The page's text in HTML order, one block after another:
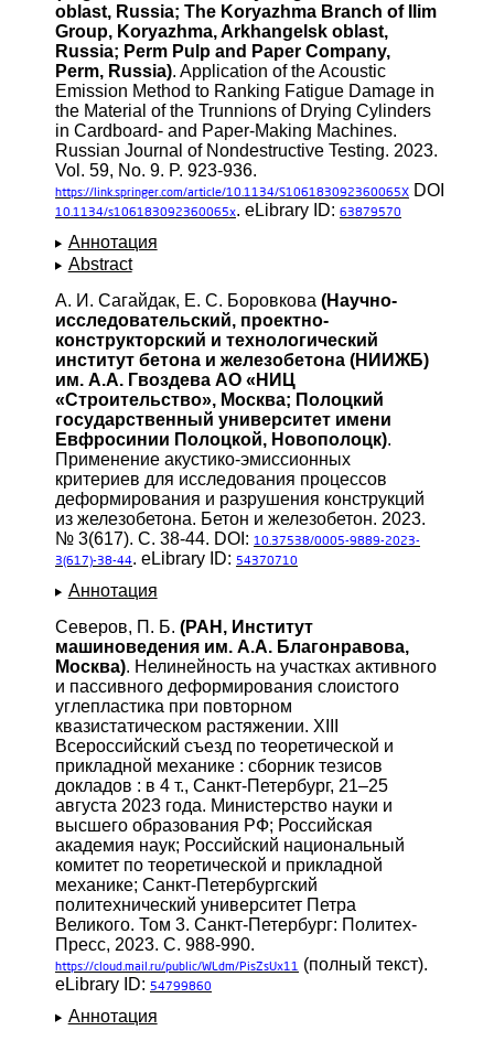
oblast, Russia; The Koryazhma Branch of Ilim
Group, Koryazhma, Arkhangelsk oblast,
Russia; Perm Pulp and Paper Company,
Perm, Russia). Application of the Acoustic
Emission Method to Ranking Fatigue Damage in
the Material of the Trunnions of Drying Cylinders
in Cardboard- and Paper-Making Machines.
Russian Journal of Nondestructive Testing. 2023.
Vol. 59, No. 9. P. 923-936.
https://link.springer.com/article/10.1134/S106183092360065X DOI
10.1134/s106183092360065x. eLibrary ID: 63879570
Аннотация
Abstract
А. И. Сагайдак, Е. С. Боровкова (Научно-
исследовательский, проектно-
конструкторский и технологический
институт бетона и железобетона (НИИЖБ)
им. А.А. Гвоздева АО «НИЦ
«Строительство», Москва; Полоцкий
государственный университет имени
Евфросинии Полоцкой, Новополоцк).
Применение акустико-эмиссионных
критериев для исследования процессов
деформирования и разрушения конструкций
из железобетона. Бетон и железобетон. 2023.
№ 3(617). С. 38-44. DOI: 10.37538/0005-9889-2023-
3(617)-38-44. eLibrary ID: 54370710
Аннотация
Северов, П. Б. (РАН, Институт
машиноведения им. А.А. Благонравова,
Москва). Нелинейность на участках активного
и пассивного деформирования слоистого
углепластика при повторном
квазистатическом растяжении. XIII
Всероссийский съезд по теоретической и
прикладной механике : сборник тезисов
докладов : в 4 т., Санкт-Петербург, 21–25
августа 2023 года. Министерство науки и
высшего образования РФ; Российская
академия наук; Российский национальный
комитет по теоретической и прикладной
механике; Санкт-Петербургский
политехнический университет Петра
Великого. Том 3. Санкт-Петербург: Политех-
Пресс, 2023. С. 988-990.
https://cloud.mail.ru/public/WLdm/PisZsUx11 (полный текст).
eLibrary ID: 54799860
Аннотация